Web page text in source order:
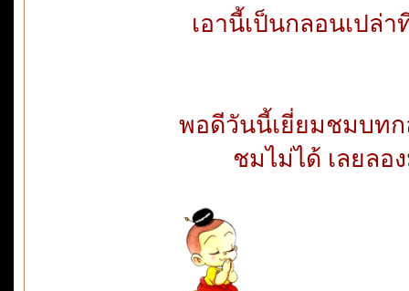
เอานี้เป็นกลอนเปล่
พอดีวันนี้เยี่ยมชมบท
ชมไม่ได้ เลยลอ